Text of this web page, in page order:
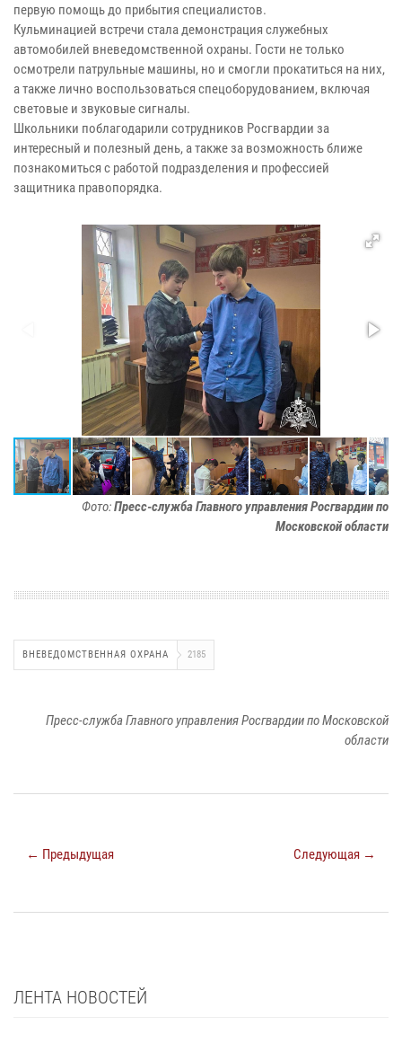
первую помощь до прибытия специалистов.
Кульминацией встречи стала демонстрация служебных
автомобилей вневедомственной охраны. Гости не только
осмотрели патрульные машины, но и смогли прокатиться на них,
а также лично воспользоваться спецоборудованием, включая
световые и звуковые сигналы.
Школьники поблагодарили сотрудников Росгвардии за
интересный и полезный день, а также за возможность ближе
познакомиться с работой подразделения и профессией
защитника правопорядка.
Фото:Пресс-служба Главного управления Росгвардии по
Московской области
ВНЕВЕДОМСТВЕННАЯ ОХРАНА 2185
Пресс-служба Главного управления Росгвардии по Московской
области
← Предыдущая Следующая →
ЛЕНТА НОВОСТЕЙ